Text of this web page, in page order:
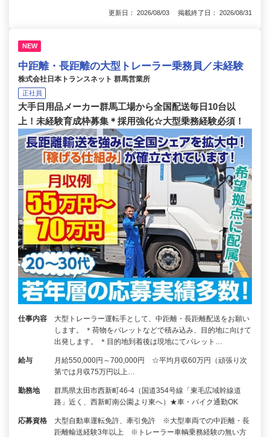
更新日： 2026/08/03 掲載終了日： 2026/08/31
NEW
中距離・長距離の大型トレーラー乗務員／未経験
株式会社日本トランスネット 群馬営業所
正社員
大手日用品メーカー群馬工場から全国配送毎日10台以
上！未経験育成枠募集＊採用強化☆大型乗務経験必須！
仕事内容
大型トレーラー運転手として、中距離・長距離配送をお願い
します。 ＊荷物をパレットなどで積み込み、目的地に向けて
出発します。 ＊目的地到着後は現地にてパレット…
給与
月給550,000円～700,000円 ☆平均月収60万円（頑張り次
第では月収75万円以上…
勤務地
群馬県太田市西新町46-4（国道354号線「東毛広域幹線道
路」近く、西新町南公園より東へ）★車・バイク通勤OK
応募資格
大型自動車運転免許、牽引免許 ※大型車両での中距離・長
距離輸送経験3年以上 ※トレーラー車輌乗務経験の無い方